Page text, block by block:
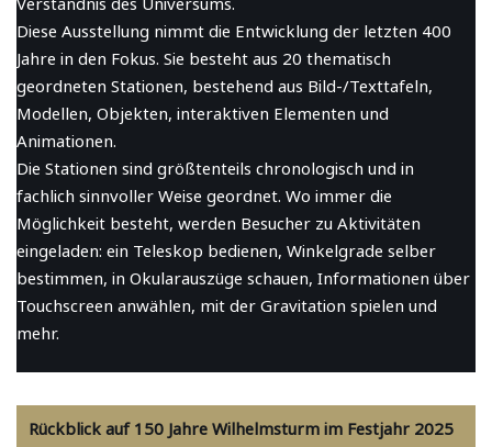
Diese Ausstellung nimmt die Entwicklung der letzten 400
Jahre in den Fokus. Sie besteht aus 20 thematisch
geordneten Stationen, bestehend aus Bild-/Texttafeln,
Modellen, Objekten, interaktiven Elementen und
Animationen.
Die Stationen sind größtenteils chronologisch und in
fachlich sinnvoller Weise geordnet. Wo immer die
Möglichkeit besteht, werden Besucher zu Aktivitäten
eingeladen: ein Teleskop bedienen, Winkelgrade selber
bestimmen, in Okularauszüge schauen, Informationen über
Touchscreen anwählen, mit der Gravitation spielen und
mehr.
Rückblick auf 150 Jahre Wilhelmsturm im Festjahr 2025